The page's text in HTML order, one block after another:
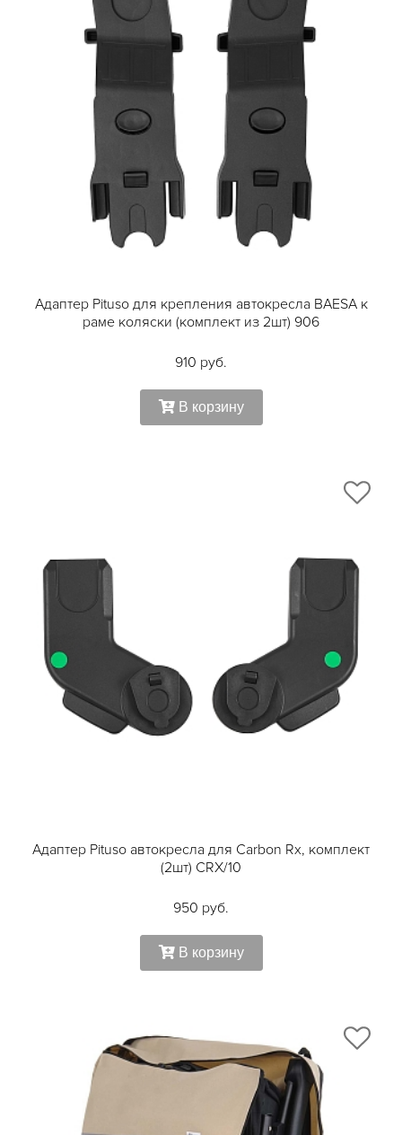
Адаптер Pituso для крепления автокресла BAESA к
раме коляски (комплект из 2шт) 906
910 руб.
В корзину
Адаптер Pituso автокресла для Carbon Rx, комплект
(2шт) CRX/10
950 руб.
В корзину